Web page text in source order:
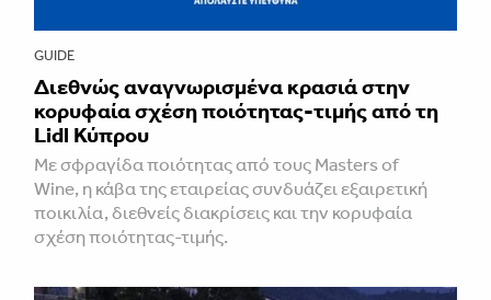
GUIDE
Διεθνώς αναγνωρισμένα κρασιά στην
κορυφαία σχέση ποιότητας-τιμής από τη
Lidl Κύπρου
Με σφραγίδα ποιότητας από τους Masters of
Wine, η κάβα της εταιρείας συνδυάζει εξαιρετική
ποικιλία, διεθνείς διακρίσεις και την κορυφαία
σχέση ποιότητας-τιμής.